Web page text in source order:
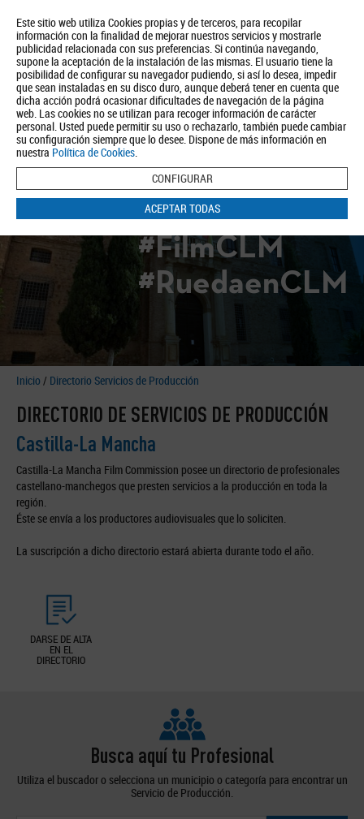
Este sitio web utiliza Cookies propias y de terceros, para recopilar
información con la finalidad de mejorar nuestros servicios y mostrarle
publicidad relacionada con sus preferencias. Si continúa navegando,
supone la aceptación de la instalación de las mismas. El usuario tiene la
posibilidad de configurar su navegador pudiendo, si así lo desea, impedir
que sean instaladas en su disco duro, aunque deberá tener en cuenta que
dicha acción podrá ocasionar dificultades de navegación de la página
web. Las cookies no se utilizan para recoger información de carácter
personal. Usted puede permitir su uso o rechazarlo, también puede cambiar
su configuración siempre que lo desee. Dispone de más información en
nuestra Política de Cookies.
CONFIGURAR
ACEPTAR TODAS
Quiénes somos Turismo Política de Privacidad Aviso Legal
Política de Cookies
BUSCAR
#FilmCLM
#RuedaenCLM
Inicio / Directorio Servicios de Producción
DIRECTORIO DE SERVICIOS DE PRODUCCIÓN
Castilla-La Mancha
Castilla-La Mancha Film Commission posee un directorio de profesionales
castellano-manchegos que presten servicios a la producción en toda la
región.
Éste se envía a los productores audiovisuales que lo soliciten.
La suscripción a dicho directorio estará abierta durante todo el año.
DARSE DE ALTA
EN EL
DIRECTORIO
Busca aquí tu Profesional
Utiliza el buscador o selecciona un municipio o categoría para encontrar un
Servicio de Producción.